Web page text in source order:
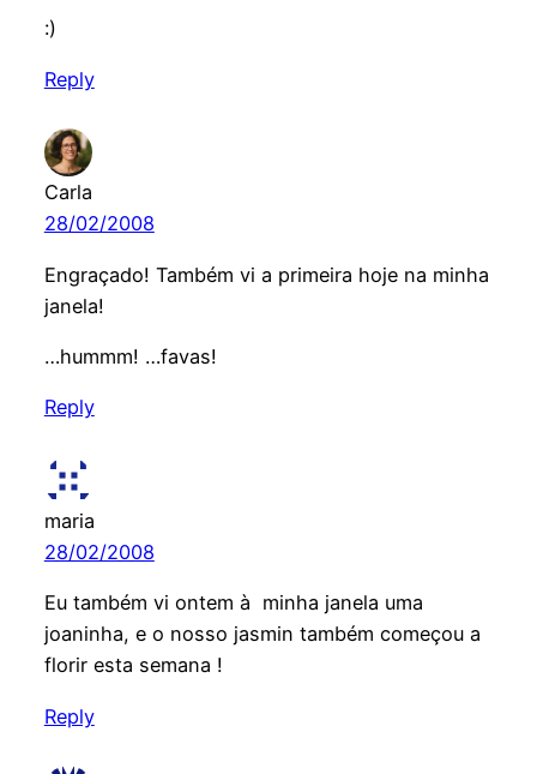
:)
Reply
Carla
28/02/2008
Engraçado! Também vi a primeira hoje na minha
janela!
…hummm! …favas!
Reply
maria
28/02/2008
Eu também vi ontem à minha janela uma
joaninha, e o nosso jasmin também começou a
florir esta semana !
Reply